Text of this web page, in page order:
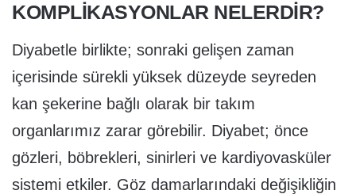
KOMPLİKASYONLAR NELERDİR?
Diyabetle birlikte; sonraki gelişen zaman
içerisinde sürekli yüksek düzeyde seyreden
kan şekerine bağlı olarak bir takım
organlarımız zarar görebilir. Diyabet; önce
gözleri, böbrekleri, sinirleri ve kardiyovasküler
sistemi etkiler. Göz damarlarındaki değişikliğin